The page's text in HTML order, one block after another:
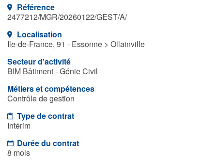
Référence
2477212/MGR/20260122/GEST/A/
Localisation
Ile-de-France, 91 - Essonne > Ollainville
Secteur d'activité
BIM Bâtiment - Génie Civil
Métiers et compétences
Contrôle de gestion
Type de contrat
Intérim
Durée du contrat
8 mois